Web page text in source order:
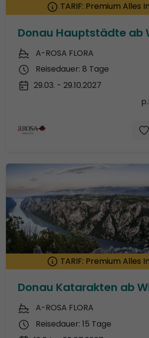
TARIF: Premium Alles
Donau Hauptstädte ab
A-ROSA FLORA
Reisedauer: 8 Tage
29.03. - 29.10.2027
TARIF: Premium Alles
Donau Katarakten ab
A-ROSA FLORA
Reisedauer: 15 Tage